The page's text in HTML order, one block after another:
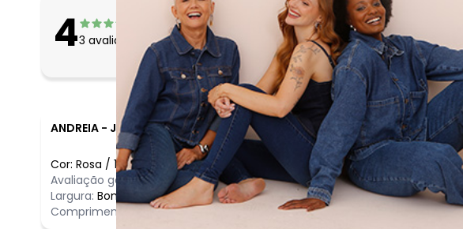
maio/2026
abril/2026
fevereiro/2026
43 avaliações
O que as clientes acharam da largura?
Apertado
Bom
Folgado
ANDREIA - JANGADA - MT
Cor: Rosa / 10
Avaliação geral do produto: Ótimo
Largura: Bom
Comprimento:Bom
Comentário:
Ótimo